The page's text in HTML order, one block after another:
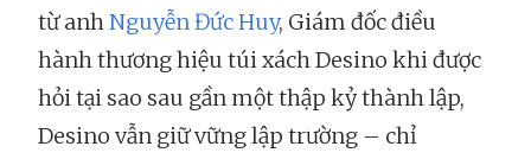
từ anhNguyễn Đức Huy, Giám đốc điều
hành thương hiệu túi xách Desino khi được
hỏi tại sao sau gần một thập kỷ thành lập,
Desino vẫn giữ vững lập trường – chỉ